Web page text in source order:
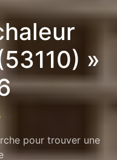
»
pour trouver une